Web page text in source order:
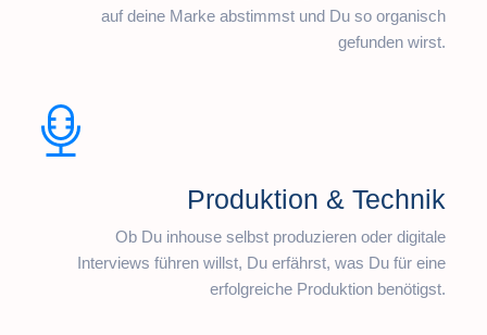
auf deine Marke abstimmst und Du so organisch
gefunden wirst.
Produktion & Technik
Ob Du inhouse selbst produzieren oder digitale
Interviews führen willst, Du erfährst, was Du für eine
erfolgreiche Produktion benötigst.